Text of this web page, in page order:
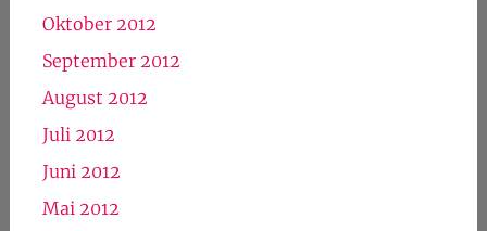
Oktober 2012
September 2012
August 2012
Juli 2012
Juni 2012
Mai 2012